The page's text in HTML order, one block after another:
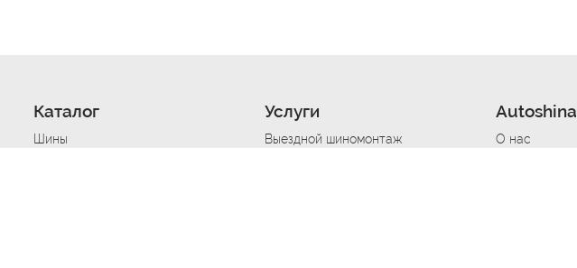
Каталог
Шины
Услуги
Выездной шиномонтаж
Autoshina
О нас